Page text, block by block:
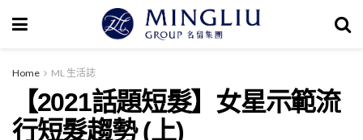
Home ML 生活誌
【2021話題短髮】女星示範流
行短髮趨勢 (上)